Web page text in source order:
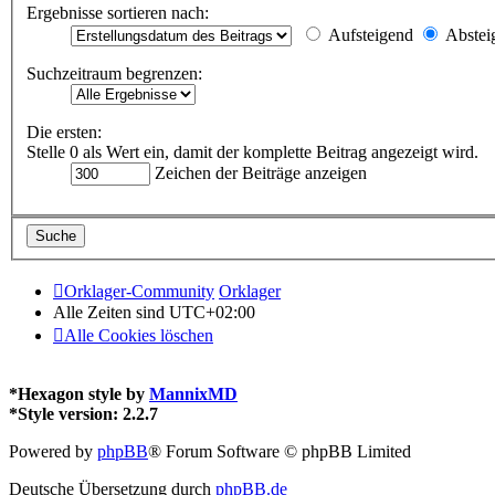
Ergebnisse sortieren nach:
Aufsteigend
Suchzeitraum begrenzen:
Die ersten:
Stelle 0 als Wert ein, damit der komplette Beitrag angezeigt wird.
Zeichen der Beiträge anzeigen
Orklager-Community Orklager
Alle Zeiten sind UTC+02:00
Alle Cookies löschen
*Hexagon style by MannixMD
*Style version: 2.2.7
Powered by phpBB® Forum Software © phpBB Limited
Deutsche Übersetzung durch phpBB.de